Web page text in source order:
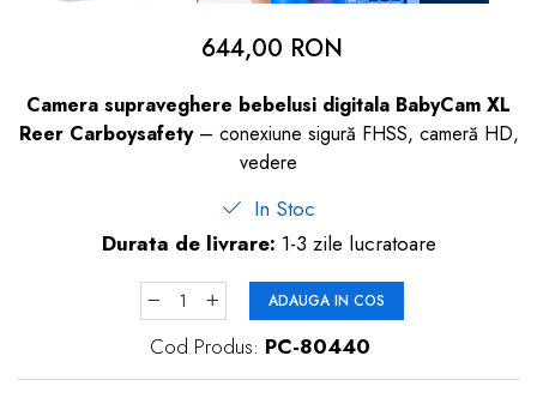
Produse îngrijire copii
Igiena copii
644,00 RON
Camera supraveghere bebelusi digitala BabyCam XL
Reer Carboysafety– conexiune sigură FHSS, cameră HD,
vedere
In Stoc
Durata de livrare: 1-3 zile lucratoare
ADAUGA IN COS
Cod Produs: PC-80440